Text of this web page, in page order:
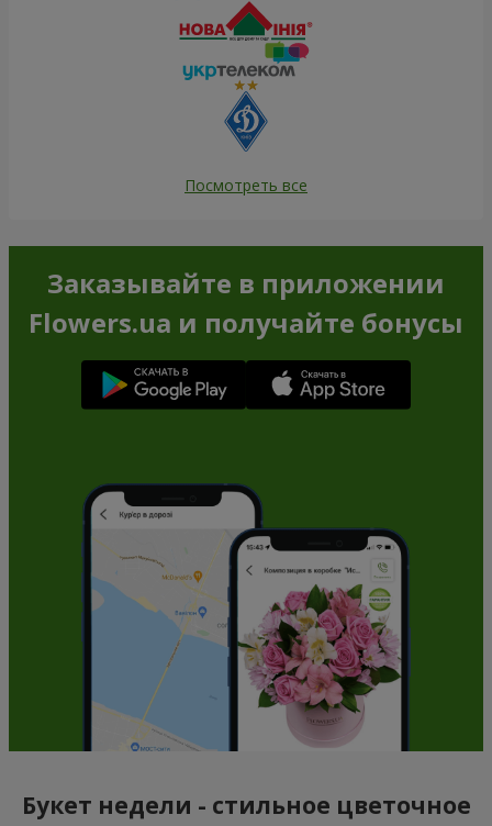
Посмотреть все
Заказывайте в приложении
Flowers.ua и получайте бонусы
Букет недели - стильное цветочное